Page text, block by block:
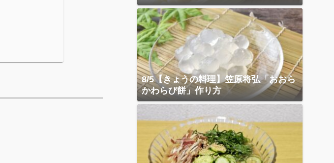
ーコン炒め
8/5【きょうの料理】笠原将弘「おおら
かわらび餅」作り方